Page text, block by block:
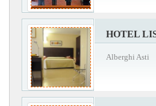
HOTEL
Alberghi Asti